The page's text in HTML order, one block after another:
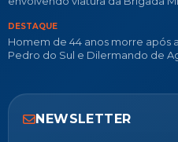
DESTAQUE
Homem de 44 anos morre após
Pedro do Sul e Dilermando de
NEWSLETTER